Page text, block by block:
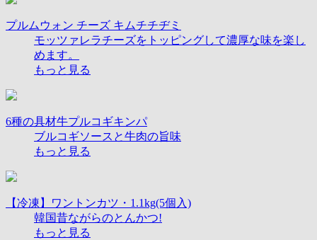
プルムウォン チーズ キムチチヂミ
モッツァレラチーズをトッピングして濃厚な味を楽し
めます。
もっと見る
6種の具材牛プルコギキンパ
ブルコギソースと牛肉の旨味
もっと見る
【冷凍】ワントンカツ・1.1kg(5個入)
韓国昔ながらのとんかつ!
もっと見る